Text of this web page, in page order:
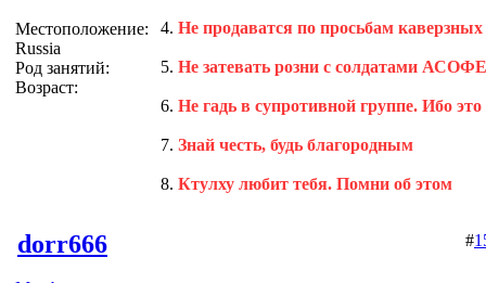
Местоположение:
Russia
Род занятий:
Возраст:
4. Не продаватся по просьбам
5. Не затевать розни с солдатами
6. Не гадь в супротивной группе. Ибо
7. Знай честь, будь благородным
8. Ктулху любит тебя. Помни об этом
dorr666 #